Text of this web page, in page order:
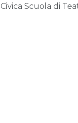
Civica Scuola di